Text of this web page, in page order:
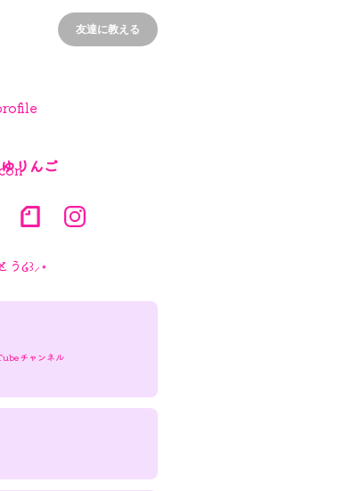
友達に教える
りんご
໒꒱⸝⋆
チャンネル